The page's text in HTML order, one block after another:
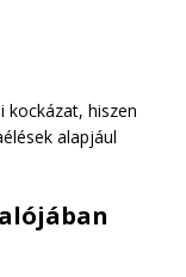
kockázat, hiszen
alapjául